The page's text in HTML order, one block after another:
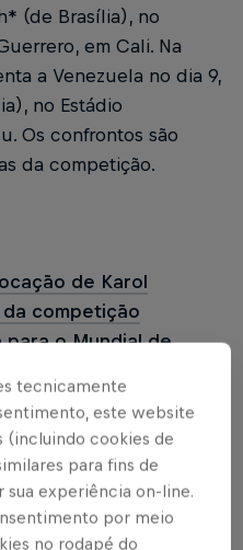
(de Brasília), no
em Cali. Na
a Venezuela no dia 9,
no Estádio
Os confrontos são
da competição.
de Karol
competição
o Mundial de
Feminina da
a 8ª colocação, com
três derrotas em seis
garante duas
Mundo e outras duas
tecnicamente
este website
(incluindo cookies de
para fins de
experiência on-line.
por meio
no rodapé do